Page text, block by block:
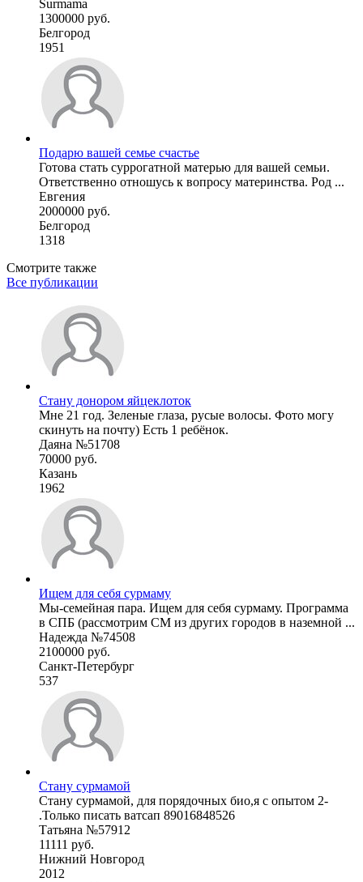
Surmama
1300000 руб.
Белгород
1951
Подарю вашей семье счастье
Готова стать суррогатной матерью для вашей семьи.
Ответственно отношусь к вопросу материнства. Род ...
Евгения
2000000 руб.
Белгород
1318
Смотрите также
Все публикации
Стану донором яйцеклоток
Мне 21 год. Зеленые глаза, русые волосы. Фото могу
скинуть на почту) Есть 1 ребёнок.
Даяна №51708
70000 руб.
Казань
1962
Ищем для себя сурмаму
Мы-семейная пара. Ищем для себя сурмаму. Программа
в СПБ (рассмотрим СМ из других городов в наземной ...
Надежда №74508
2100000 руб.
Санкт-Петербург
537
Стану сурмамой
Стану сурмамой, для порядочных био,я с опытом 2-
.Только писать ватсап 89016848526
Татьяна №57912
11111 руб.
Нижний Новгород
2012